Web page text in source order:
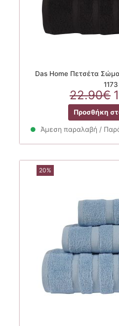
Das Home Πετσέτα
1173
22.90€
Προσθήκη
Άμεση παραλαβή /
20%